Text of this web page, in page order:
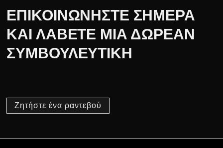
ΕΠΙΚΟΙΝΩΝΗΣΤΕ ΣΗΜΕΡΑ
ΚΑΙ ΛΑΒΕΤΕ ΜΙΑ ΔΩΡΕΑΝ
ΣΥΜΒΟΥΛΕΥΤΙΚΗ
Ζητήστε ένα ραντεβού